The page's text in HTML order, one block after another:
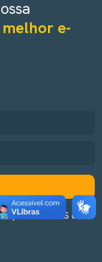
e-
do CIEDS em